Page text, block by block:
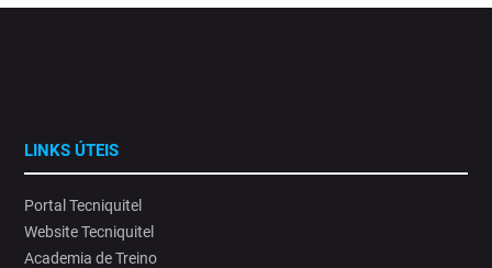
LINKS ÚTEIS
Portal Tecniquitel
Website Tecniquitel
Academia de Treino